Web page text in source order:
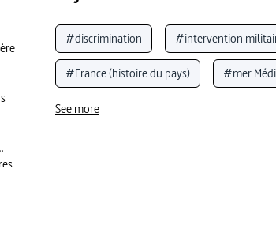
#discrimination #intervention
#France (histoire du pays) #mer
#racisme (France)
See more